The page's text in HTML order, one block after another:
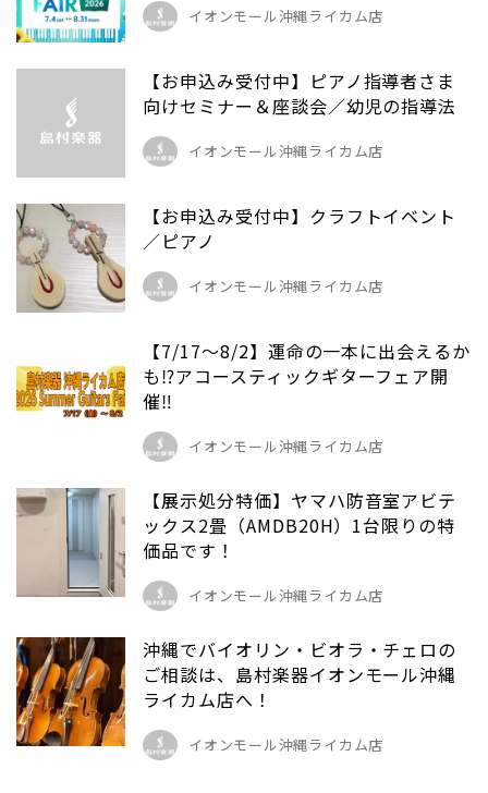
イオンモール沖縄ライカム店
【お申込み受付中】ピアノ指導者さま
向けセミナー＆座談会／幼児の指導法
イオンモール沖縄ライカム店
【お申込み受付中】クラフトイベント
／ピアノ
イオンモール沖縄ライカム店
【7/17～8/2】運命の一本に出会えるか
も⁉アコースティックギターフェア開
催‼
イオンモール沖縄ライカム店
【展示処分特価】ヤマハ防音室アビテ
ックス2畳（AMDB20H）1台限りの特
価品です！
イオンモール沖縄ライカム店
沖縄でバイオリン・ビオラ・チェロの
ご相談は、島村楽器イオンモール沖縄
ライカム店へ！
イオンモール沖縄ライカム店